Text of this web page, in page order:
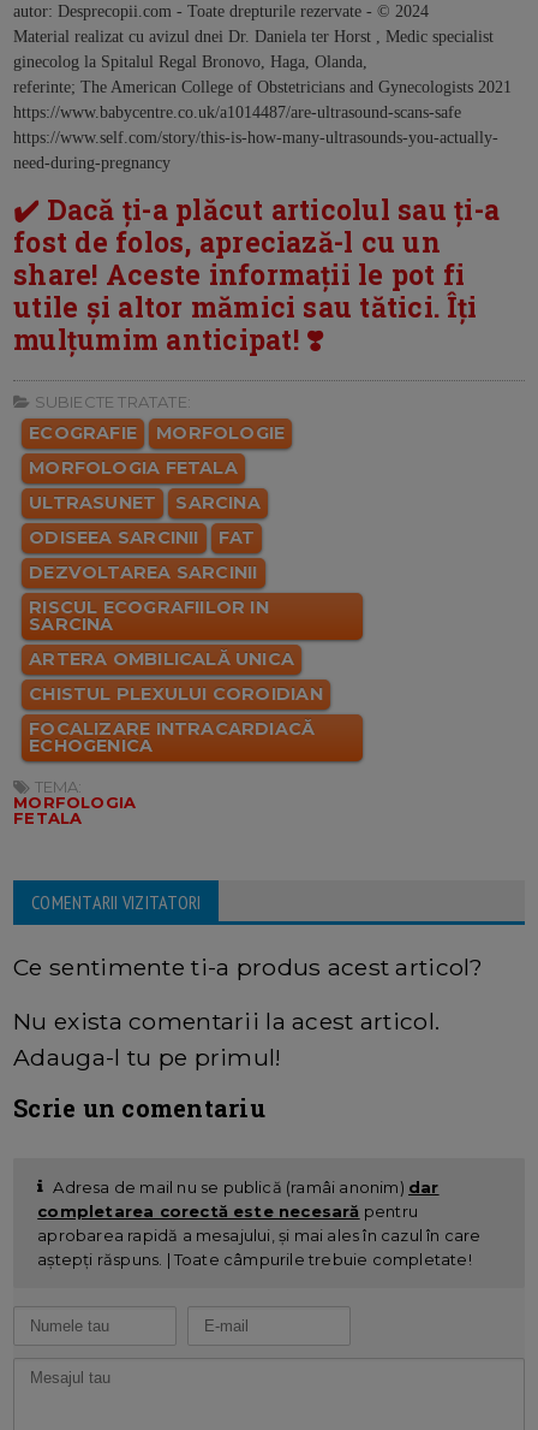
autor: Desprecopii.com - Toate drepturile rezervate - © 2024
Material realizat cu avizul dnei Dr. Daniela ter Horst , Medic specialist
ginecolog la Spitalul Regal Bronovo, Haga, Olanda,
referinte; The American College of Obstetricians and Gynecologists 2021
https://www.babycentre.co.uk/a1014487/are-ultrasound-scans-safe
https://www.self.com/story/this-is-how-many-ultrasounds-you-actually-
need-during-pregnancy
✔️ Dacă ți-a plăcut articolul sau ți-a
fost de folos, apreciază-l cu un
share! Aceste informații le pot fi
utile și altor mămici sau tătici. Îți
mulțumim anticipat! ❣️
SUBIECTE TRATATE:
ECOGRAFIE
MORFOLOGIE
MORFOLOGIA FETALA
ULTRASUNET
SARCINA
ODISEEA SARCINII
FAT
DEZVOLTAREA SARCINII
RISCUL ECOGRAFIILOR IN
SARCINA
ARTERA OMBILICALĂ UNICA
CHISTUL PLEXULUI COROIDIAN
FOCALIZARE INTRACARDIACĂ
ECHOGENICA
TEMA:
MORFOLOGIA
FETALA
COMENTARII VIZITATORI
Ce sentimente ti-a produs acest articol?
Nu exista comentarii la acest articol.
Adauga-l tu pe primul!
Scrie un comentariu
Adresa de mail nu se publică (ramâi anonim) dar
completarea corectă este necesară pentru
aprobarea rapidă a mesajului, și mai ales în cazul în care
aștepți răspuns. | Toate câmpurile trebuie completate!